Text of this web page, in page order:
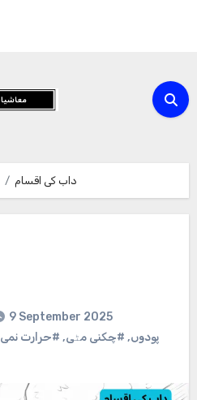
داب کی اقسام
9 September 2025
#پودوں, #چکنی مٹی, #حرارت نمی